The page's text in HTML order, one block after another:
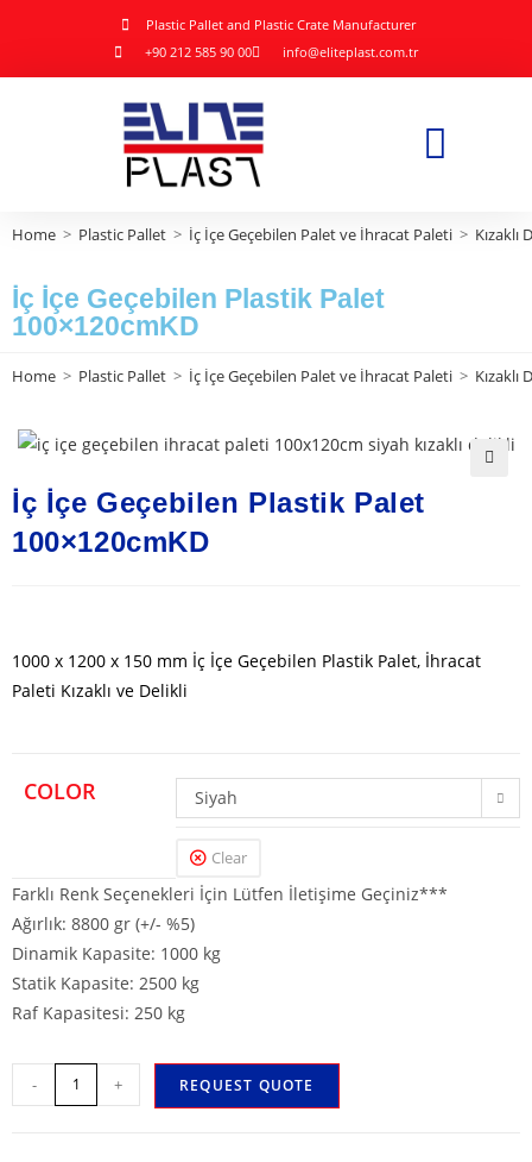
Plastic Pallet and Plastic Crate Manufacturer
+90 212 585 90 00
info@eliteplast.com.tr
Home > Plastic Pallet > İç İçe Geçebilen Palet ve İhracat Paleti > Kızaklı
İç İçe Geçebilen Plastik Palet
100×120cmKD
Home > Plastic Pallet > İç İçe Geçebilen Palet ve İhracat Paleti > Kızaklı
İç İçe Geçebilen Plastik Palet
100×120cmKD
1000 x 1200 x 150 mm İç İçe Geçebilen Plastik Palet, İhracat
Paleti Kızaklı ve Delikli
COLOR Siyah
Clear
Farklı Renk Seçenekleri İçin Lütfen İletişime Geçiniz***
Ağırlık: 8800 gr (+/- %5)
Dinamik Kapasite: 1000 kg
Statik Kapasite: 2500 kg
Raf Kapasitesi: 250 kg
- + REQUEST QUOTE